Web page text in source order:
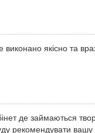
якісно та
де займаються
рекомендувати